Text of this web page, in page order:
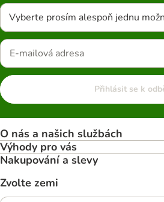
Vyberte prosím alespoň jednu
Přihlásit se k
O nás a našich službách
Výhody pro vás
Nakupování a slevy
Zvolte zemi